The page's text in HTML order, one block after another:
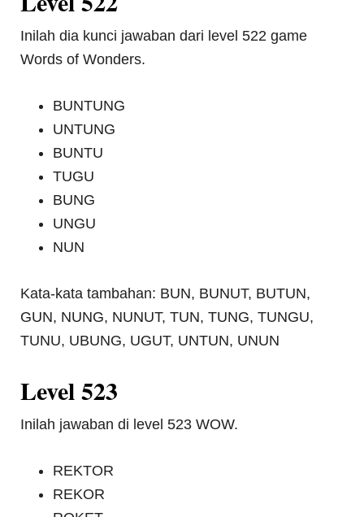
Inilah dia kunci jawaban dari level 522 game
Words of Wonders.
BUNTUNG
UNTUNG
BUNTU
TUGU
BUNG
UNGU
NUN
Kata-kata tambahan: BUN, BUNUT, BUTUN,
GUN, NUNG, NUNUT, TUN, TUNG, TUNGU,
TUNU, UBUNG, UGUT, UNTUN, UNUN
Level 523
Inilah jawaban di level 523 WOW.
REKTOR
REKOR